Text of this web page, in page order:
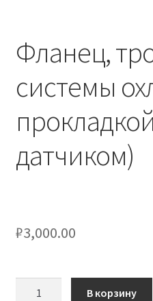
Фланец,
системы
датчиком)
₽3,000.00
В корзину